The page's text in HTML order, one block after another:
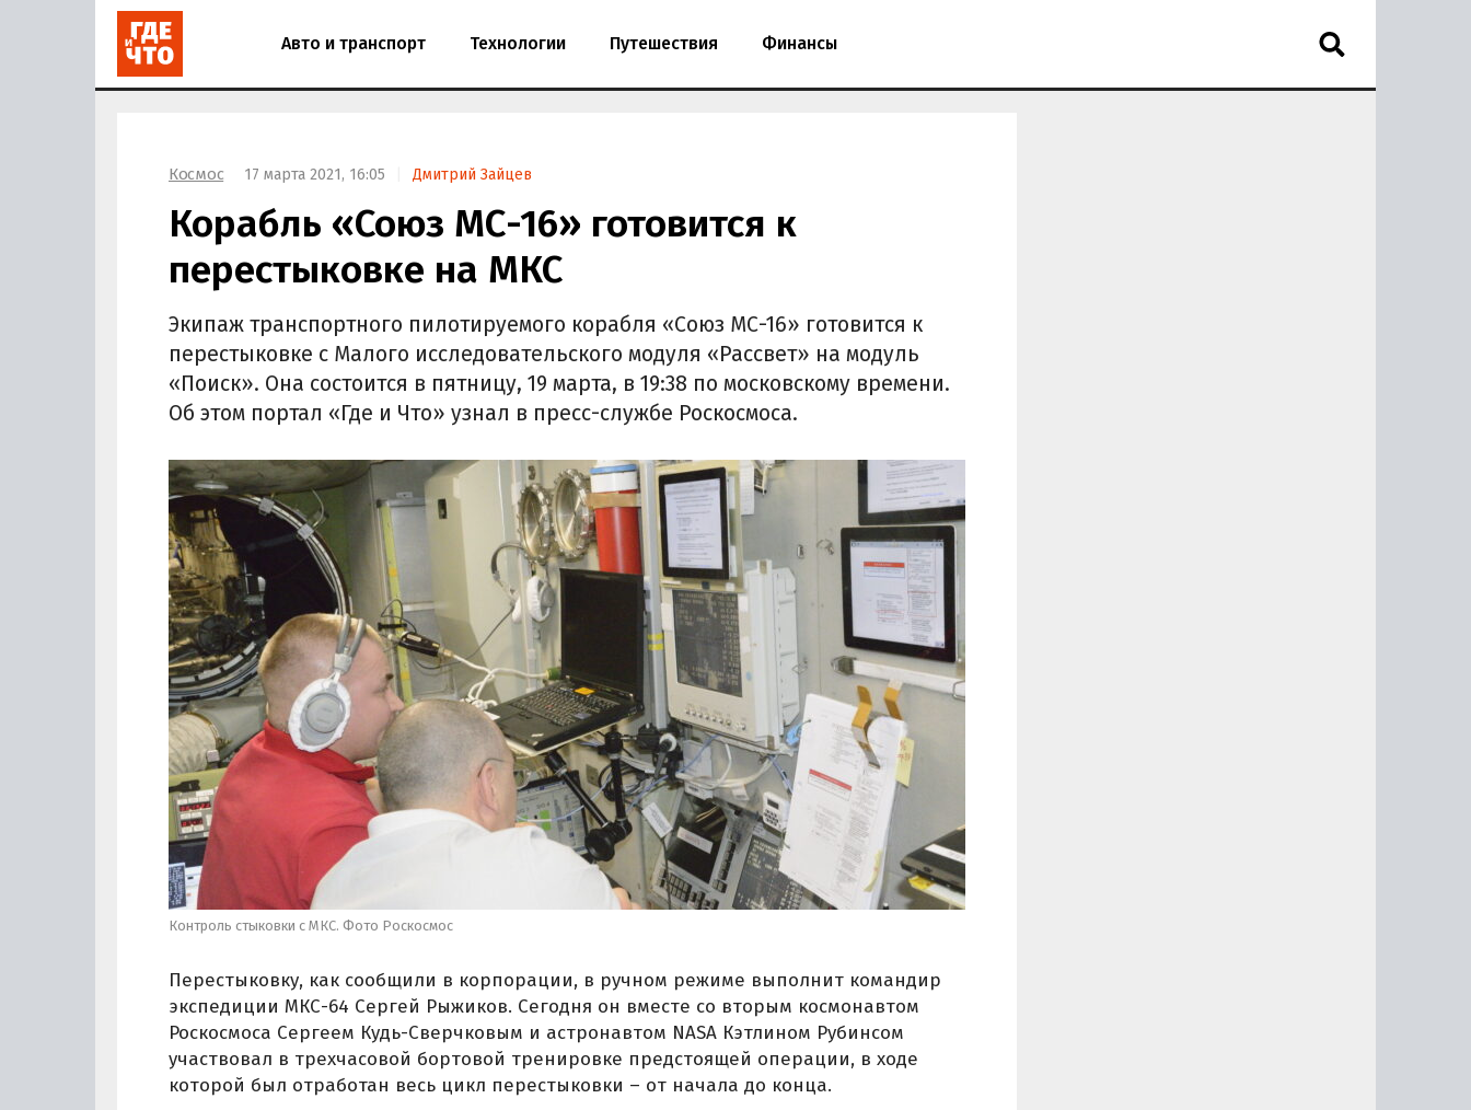
Авто и транспорт Технологии Путешествия Финансы
Космос 17 марта 2021, 16:05 Дмитрий Зайцев
Корабль «Союз МС-16» готовится к
перестыковке на МКС
Экипаж транспортного пилотируемого корабля «Союз МС-16» готовится к
перестыковке с Малого исследовательского модуля «Рассвет» на модуль
«Поиск». Она состоится в пятницу, 19 марта, в 19:38 по московскому времени.
Об этом портал «Где и Что» узнал в пресс-службе Роскосмоса.
Контроль стыковки с МКС. Фото Роскосмос
Перестыковку, как сообщили в корпорации, в ручном режиме выполнит командир
экспедиции МКС-64 Сергей Рыжиков. Сегодня он вместе со вторым космонавтом
Роскосмоса Сергеем Кудь-Сверчковым и астронавтом NASA Кэтлином Рубинсом
участвовал в трехчасовой бортовой тренировке предстоящей операции, в ходе
которой был отработан весь цикл перестыковки – от начала до конца.